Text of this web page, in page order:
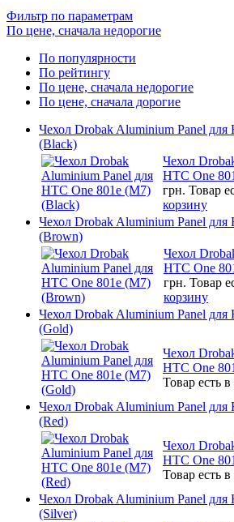
Фильтр по параметрам
По цене, сначала недорогие
По популярности
По рейтингу
По цене, сначала недорогие
По цене, сначала дорогие
Чехол Drobak Aluminium Panel для
(Black)
Чехол
HTC One
грн. Товар
корзину
Чехол Drobak Aluminium Panel для
(Brown)
Чехол
HTC One
грн. Товар
корзину
Чехол Drobak Aluminium Panel для
(Gold)
Чехол
HTC One
Товар есть
Чехол Drobak Aluminium Panel для
(Red)
Чехол
HTC One
Товар есть
Чехол Drobak Aluminium Panel для
(Silver)